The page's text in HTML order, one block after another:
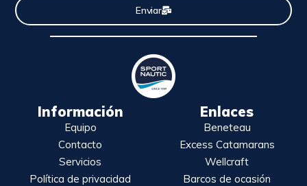
Enviar
Información
Equipo
Contacto
Servicios
Política de privacidad
Enlaces
Beneteau
Excess Catamarans
Wellcraft
Barcos de ocasión